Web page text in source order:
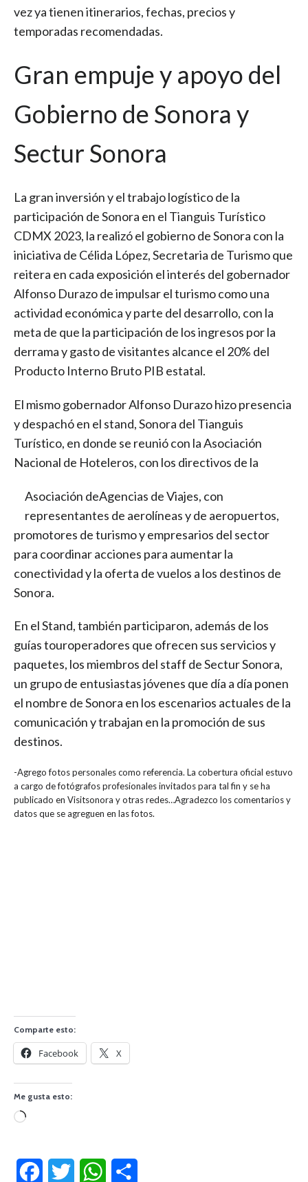
vez ya tienen itinerarios, fechas, precios y
temporadas recomendadas.
Gran empuje y apoyo del
Gobierno de Sonora y
Sectur Sonora
La gran inversión y el trabajo logístico de la
participación de Sonora en el Tianguis Turístico
CDMX 2023, la realizó el gobierno de Sonora con la
iniciativa de Célida López, Secretaria de Turismo que
reitera en cada exposición el interés del gobernador
Alfonso Durazo de impulsar el turismo como una
actividad económica y parte del desarrollo, con la
meta de que la participación de los ingresos por la
derrama y gasto de visitantes alcance el 20% del
Producto Interno Bruto PIB estatal.
El mismo gobernador Alfonso Durazo hizo presencia
y despachó en el stand, Sonora del Tianguis
Turístico, en donde se reunió con la Asociación
Nacional de Hoteleros, con los directivos de la
Asociación deAgencias de Viajes, con
representantes de aerolíneas y de aeropuertos,
promotores de turismo y empresarios del sector
para coordinar acciones para aumentar la
conectividad y la oferta de vuelos a los destinos de
Sonora.
En el Stand, también participaron, además de los
guías touroperadores que ofrecen sus servicios y
paquetes, los miembros del staff de Sectur Sonora,
un grupo de entusiastas jóvenes que día a día ponen
el nombre de Sonora en los escenarios actuales de la
comunicación y trabajan en la promoción de sus
destinos.
-Agrego fotos personales como referencia. La cobertura oficial estuvo
a cargo de fotógrafos profesionales invitados para tal fin y se ha
publicado en Visitsonora y otras redes…Agradezco los comentarios y
datos que se agreguen en las fotos.
Comparte esto:
Facebook X
Me gusta esto:
Cargando...
FacebookTwitter WhatsApp